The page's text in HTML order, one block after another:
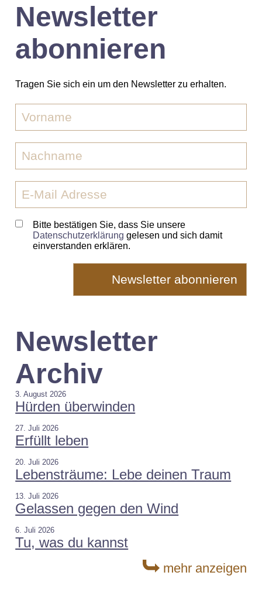
Newsletter
abonnieren
Tragen Sie sich ein um den Newsletter zu erhalten.
Bitte bestätigen Sie, dass Sie unsere
Datenschutzerklärung gelesen und sich damit
einverstanden erklären.
Newsletter
Archiv
3. August 2026
Hürden überwinden
27. Juli 2026
Erfüllt leben
20. Juli 2026
Lebensträume: Lebe deinen Traum
13. Juli 2026
Gelassen gegen den Wind
6. Juli 2026
Tu, was du kannst
mehr anzeigen